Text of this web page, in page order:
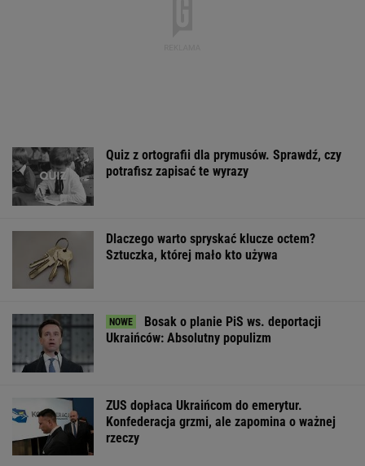
Quiz z ortografii dla prymusów. Sprawdź, czy
potrafisz zapisać te wyrazy
Dlaczego warto spryskać klucze octem?
Sztuczka, której mało kto używa
Bosak o planie PiS ws. deportacji
Ukraińców: Absolutny populizm
ZUS dopłaca Ukraińcom do emerytur.
Konfederacja grzmi, ale zapomina o ważnej
rzeczy